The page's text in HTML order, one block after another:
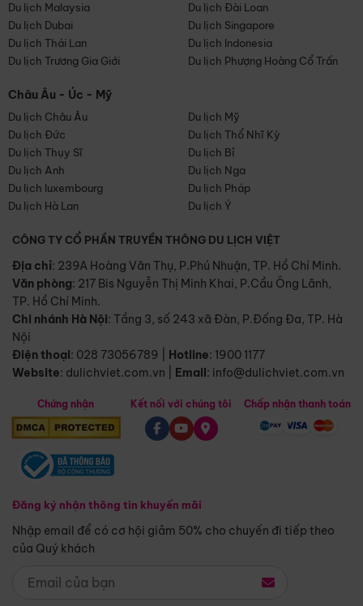
Du lịch Malaysia
Du lịch Đài Loan
Du lịch Dubai
Du lịch Singapore
Du lịch Thái Lan
Du lịch Indonesia
Du lịch Trương Gia Giới
Du lịch Phượng Hoàng Cổ Trấn
Châu Âu - Úc - Mỹ
Du lịch Châu Âu
Du lịch Mỹ
Du lịch Đức
Du lịch Thổ Nhĩ Kỳ
Du lịch Thụy Sĩ
Du lịch Bỉ
Du lịch Anh
Du lịch Nga
Du lịch luxembourg
Du lịch Pháp
Du lịch Hà Lan
Du lịch Ý
CÔNG TY CỔ PHẦN TRUYỀN THÔNG DU LỊCH VIỆT
Địa chỉ: 239A Hoàng Văn Thụ, P.Phú Nhuận, TP. Hồ Chí Minh.
Văn phòng: 217 Bis Nguyễn Thị Minh Khai, P.Cầu Ông Lãnh,
TP. Hồ Chí Minh.
Chi nhánh Hà Nội: Tầng 3, số 243 xã Đàn, P.Đống Đa, TP. Hà
Nội
Điện thoại: 028 73056789 Hotline: 1900 1177
Website: dulichviet.com.vn Email: info@dulichviet.com.vn
Chứng nhận
Đăng ký nhận thông tin khuyến mãi
Nhập email để có cơ hội giảm 50% cho chuyến đi tiếp theo
của Quý khách
Kết nối với chúng tôi Chấp nhận thanh toán